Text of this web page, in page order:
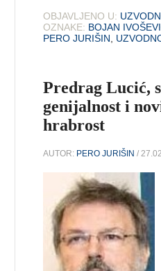
OBJAVLJENO U:
OZNAKE: BOJAN
PERO JURIŠIN,
Predrag Lucić,
genijalnost i
hrabrost
AUTOR: PERO JURIŠIN /